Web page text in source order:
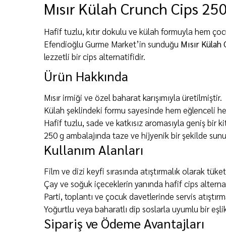
Mısır Külah Crunch Cips
Hafif tuzlu, kıtır dokulu ve külah formuyla hem
Efendioğlu Gurme Market’in sunduğu Mısır
lezzetli bir cips alternatifidir.
Ürün Hakkında
Mısır irmiği ve özel baharat karışımıyla üretilmiştir.
Külah şeklindeki formu sayesinde hem eğlenceli
Hafif tuzlu, sade ve katkısız aromasıyla geniş bir
250 g ambalajında taze ve hijyenik bir şekilde
Kullanım Alanları
Film ve dizi keyfi sırasında atıştırmalık olarak
Çay ve soğuk içeceklerin yanında hafif cips
Parti, toplantı ve çocuk davetlerinde servis
Yoğurtlu veya baharatlı dip soslarla uyumlu bir
Sipariş ve Ödeme Avantajları